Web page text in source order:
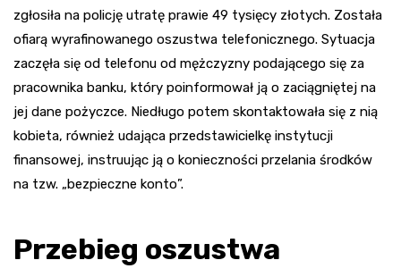
zgłosiła na policję utratę prawie 49 tysięcy złotych. Została
ofiarą wyrafinowanego oszustwa telefonicznego. Sytuacja
zaczęła się od telefonu od mężczyzny podającego się za
pracownika banku, który poinformował ją o zaciągniętej na
jej dane pożyczce. Niedługo potem skontaktowała się z nią
kobieta, również udająca przedstawicielkę instytucji
finansowej, instruując ją o konieczności przelania środków
na tzw. „bezpieczne konto”.
Przebieg oszustwa